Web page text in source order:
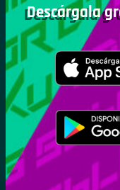
Descárgala